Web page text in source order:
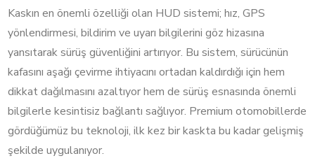
Kaskın en önemli özelliği olan HUD sistemi; hız, GPS
yönlendirmesi, bildirim ve uyarı bilgilerini göz hizasına
yansıtarak sürüş güvenliğini artırıyor. Bu sistem, sürücünün
kafasını aşağı çevirme ihtiyacını ortadan kaldırdığı için hem
dikkat dağılmasını azaltıyor hem de sürüş esnasında önemli
bilgilerle kesintisiz bağlantı sağlıyor. Premium otomobillerde
gördüğümüz bu teknoloji, ilk kez bir kaskta bu kadar gelişmiş
şekilde uygulanıyor.